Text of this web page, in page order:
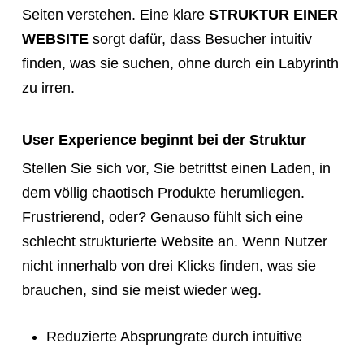
Seiten verstehen. Eine klare STRUKTUR EINER
WEBSITEsorgt dafür, dass Besucher intuitiv
finden, was sie suchen, ohne durch ein Labyrinth
zu irren.
User Experience beginnt bei der Struktur
Stellen Sie sich vor, Sie betrittst einen Laden, in
dem völlig chaotisch Produkte herumliegen.
Frustrierend, oder? Genauso fühlt sich eine
schlecht strukturierte Website an. Wenn Nutzer
nicht innerhalb von drei Klicks finden, was sie
brauchen, sind sie meist wieder weg.
Reduzierte Absprungrate durch intuitive
Instead,
provide
them
directly